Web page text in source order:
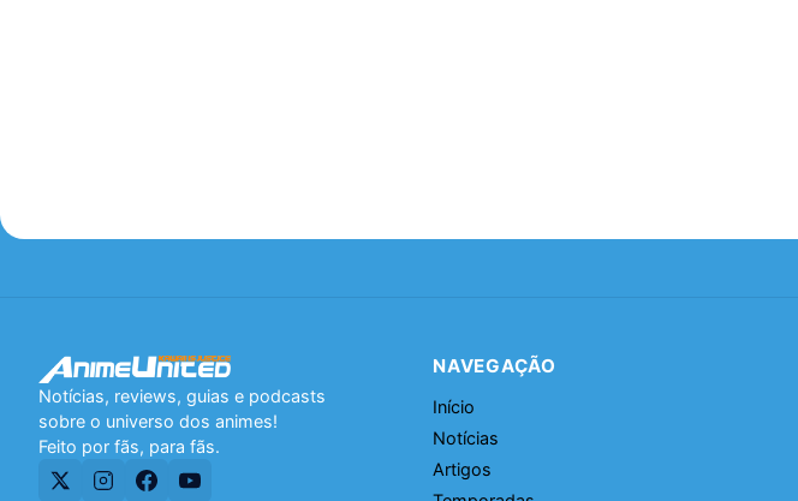
Notícias, reviews, guias e podcasts
sobre o universo dos animes!
Feito por fãs, para fãs.
NAVEGAÇÃO
Início
Notícias
Artigos